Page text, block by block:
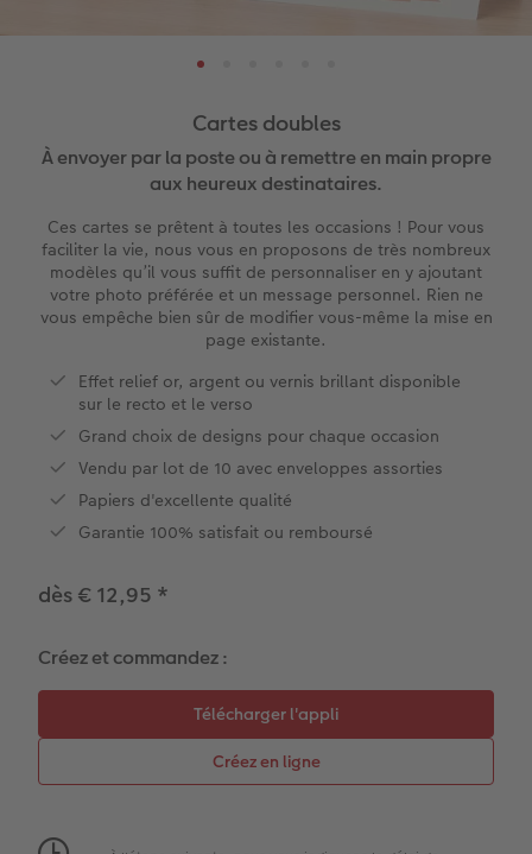
XXL Panorama
Petit Carré
Bébé
Types de papier
Types de couvertures
Possibilités
Art Collection
Modes de commande
Tirages photo sur papier recyclé
Tirages photo mini
Tirages fine art
Marque-page photo
Tirage photo encadré
Poster Photo Premium
Lots de photos
Cadres photo
Créez votre photo d'identité
Accessoires
Photo sur alu-Dibond
Photo sur carton mousse
hexxas
Polyptyque
Accessoires
Types de papier
À annoter
Modèles créatifs
Accessoires
Textiles
Cadeaux animaliers
Coques smartphones
Boîte cadeau photo
Tirages créatifs
Menus et cartes de table
Faire-part de mariage
Cartes d'anniversaire
Cartes de communion
Tous les thèmes
Effet relief
Trouver votre magasin
commande
Cartes doubles
À envoyer par la poste ou à remettre en main propre
aux heureux destinataires.
Ces cartes se prêtent à toutes les occasions ! Pour vous
faciliter la vie, nous vous en proposons de très nombreux
modèles qu’il vous suffit de personnaliser en y ajoutant
votre photo préférée et un message personnel. Rien ne
vous empêche bien sûr de modifier vous-même la mise en
page existante.
Effet relief or, argent ou vernis brillant disponible
sur le recto et le verso
Grand choix de designs pour chaque occasion
Vendu par lot de 10 avec enveloppes assorties
Papiers d'excellente qualité
Garantie 100% satisfait ou remboursé
dès € 12,95 *
Créez et commandez :